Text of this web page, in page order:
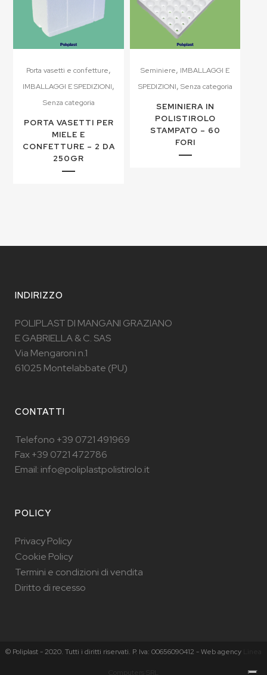
Porta vasetti e confetture,
IMBALLAGGI E SPEDIZIONI,
Senza categoria
PORTA VASETTI PER
MIELE E
CONFETTURE – 2 DA
250GR
Seminiere, IMBALLAGGI E
SPEDIZIONI, Senza categoria
SEMINIERA IN
POLISTIROLO
STAMPATO – 60
FORI
INDIRIZZO
POLIPLAST DI MANGANI GRAZIANO
E GABRIELLA & C. SAS
Via Mengaroni n.1
61025 Montelabbate (PU)
CONTATTI
Telefono +39 0721 491969
Fax +39 0721 472786
Email: info@poliplastpolistirolo.it
POLICY
Privacy Policy
Cookie Policy
Termini e condizioni di vendita
Diritto di recesso
© Poliplast - 2020. Tutti i diritti riservati. P. Iva: 00656090412 - Web agency